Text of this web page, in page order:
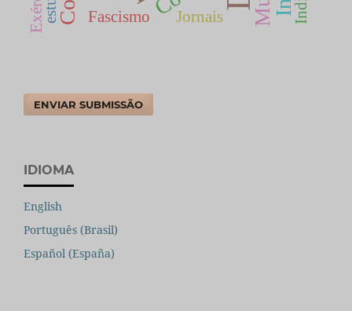
Fascismo Jornais
ENVIAR SUBMISSÃO
IDIOMA
English
Português (Brasil)
Español (España)